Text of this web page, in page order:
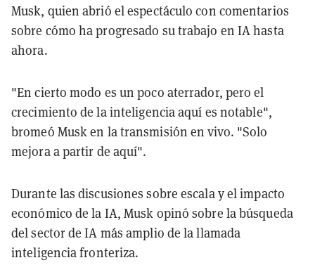
Musk, quien abrió el espectáculo con comentarios
sobre cómo ha progresado su trabajo en IA hasta
ahora.
"En cierto modo es un poco aterrador, pero el
crecimiento de la inteligencia aquí es notable",
bromeó Musk en la transmisión en vivo. "Solo
mejora a partir de aquí".
Durante las discusiones sobre escala y el impacto
económico de la IA, Musk opinó sobre la búsqueda
del sector de IA más amplio de la llamada
inteligencia fronteriza.